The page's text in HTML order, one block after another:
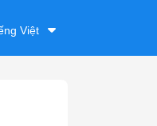
Việt